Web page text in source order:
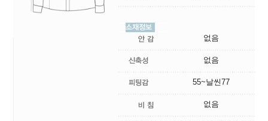
없음
없음
55~날씬77
없음